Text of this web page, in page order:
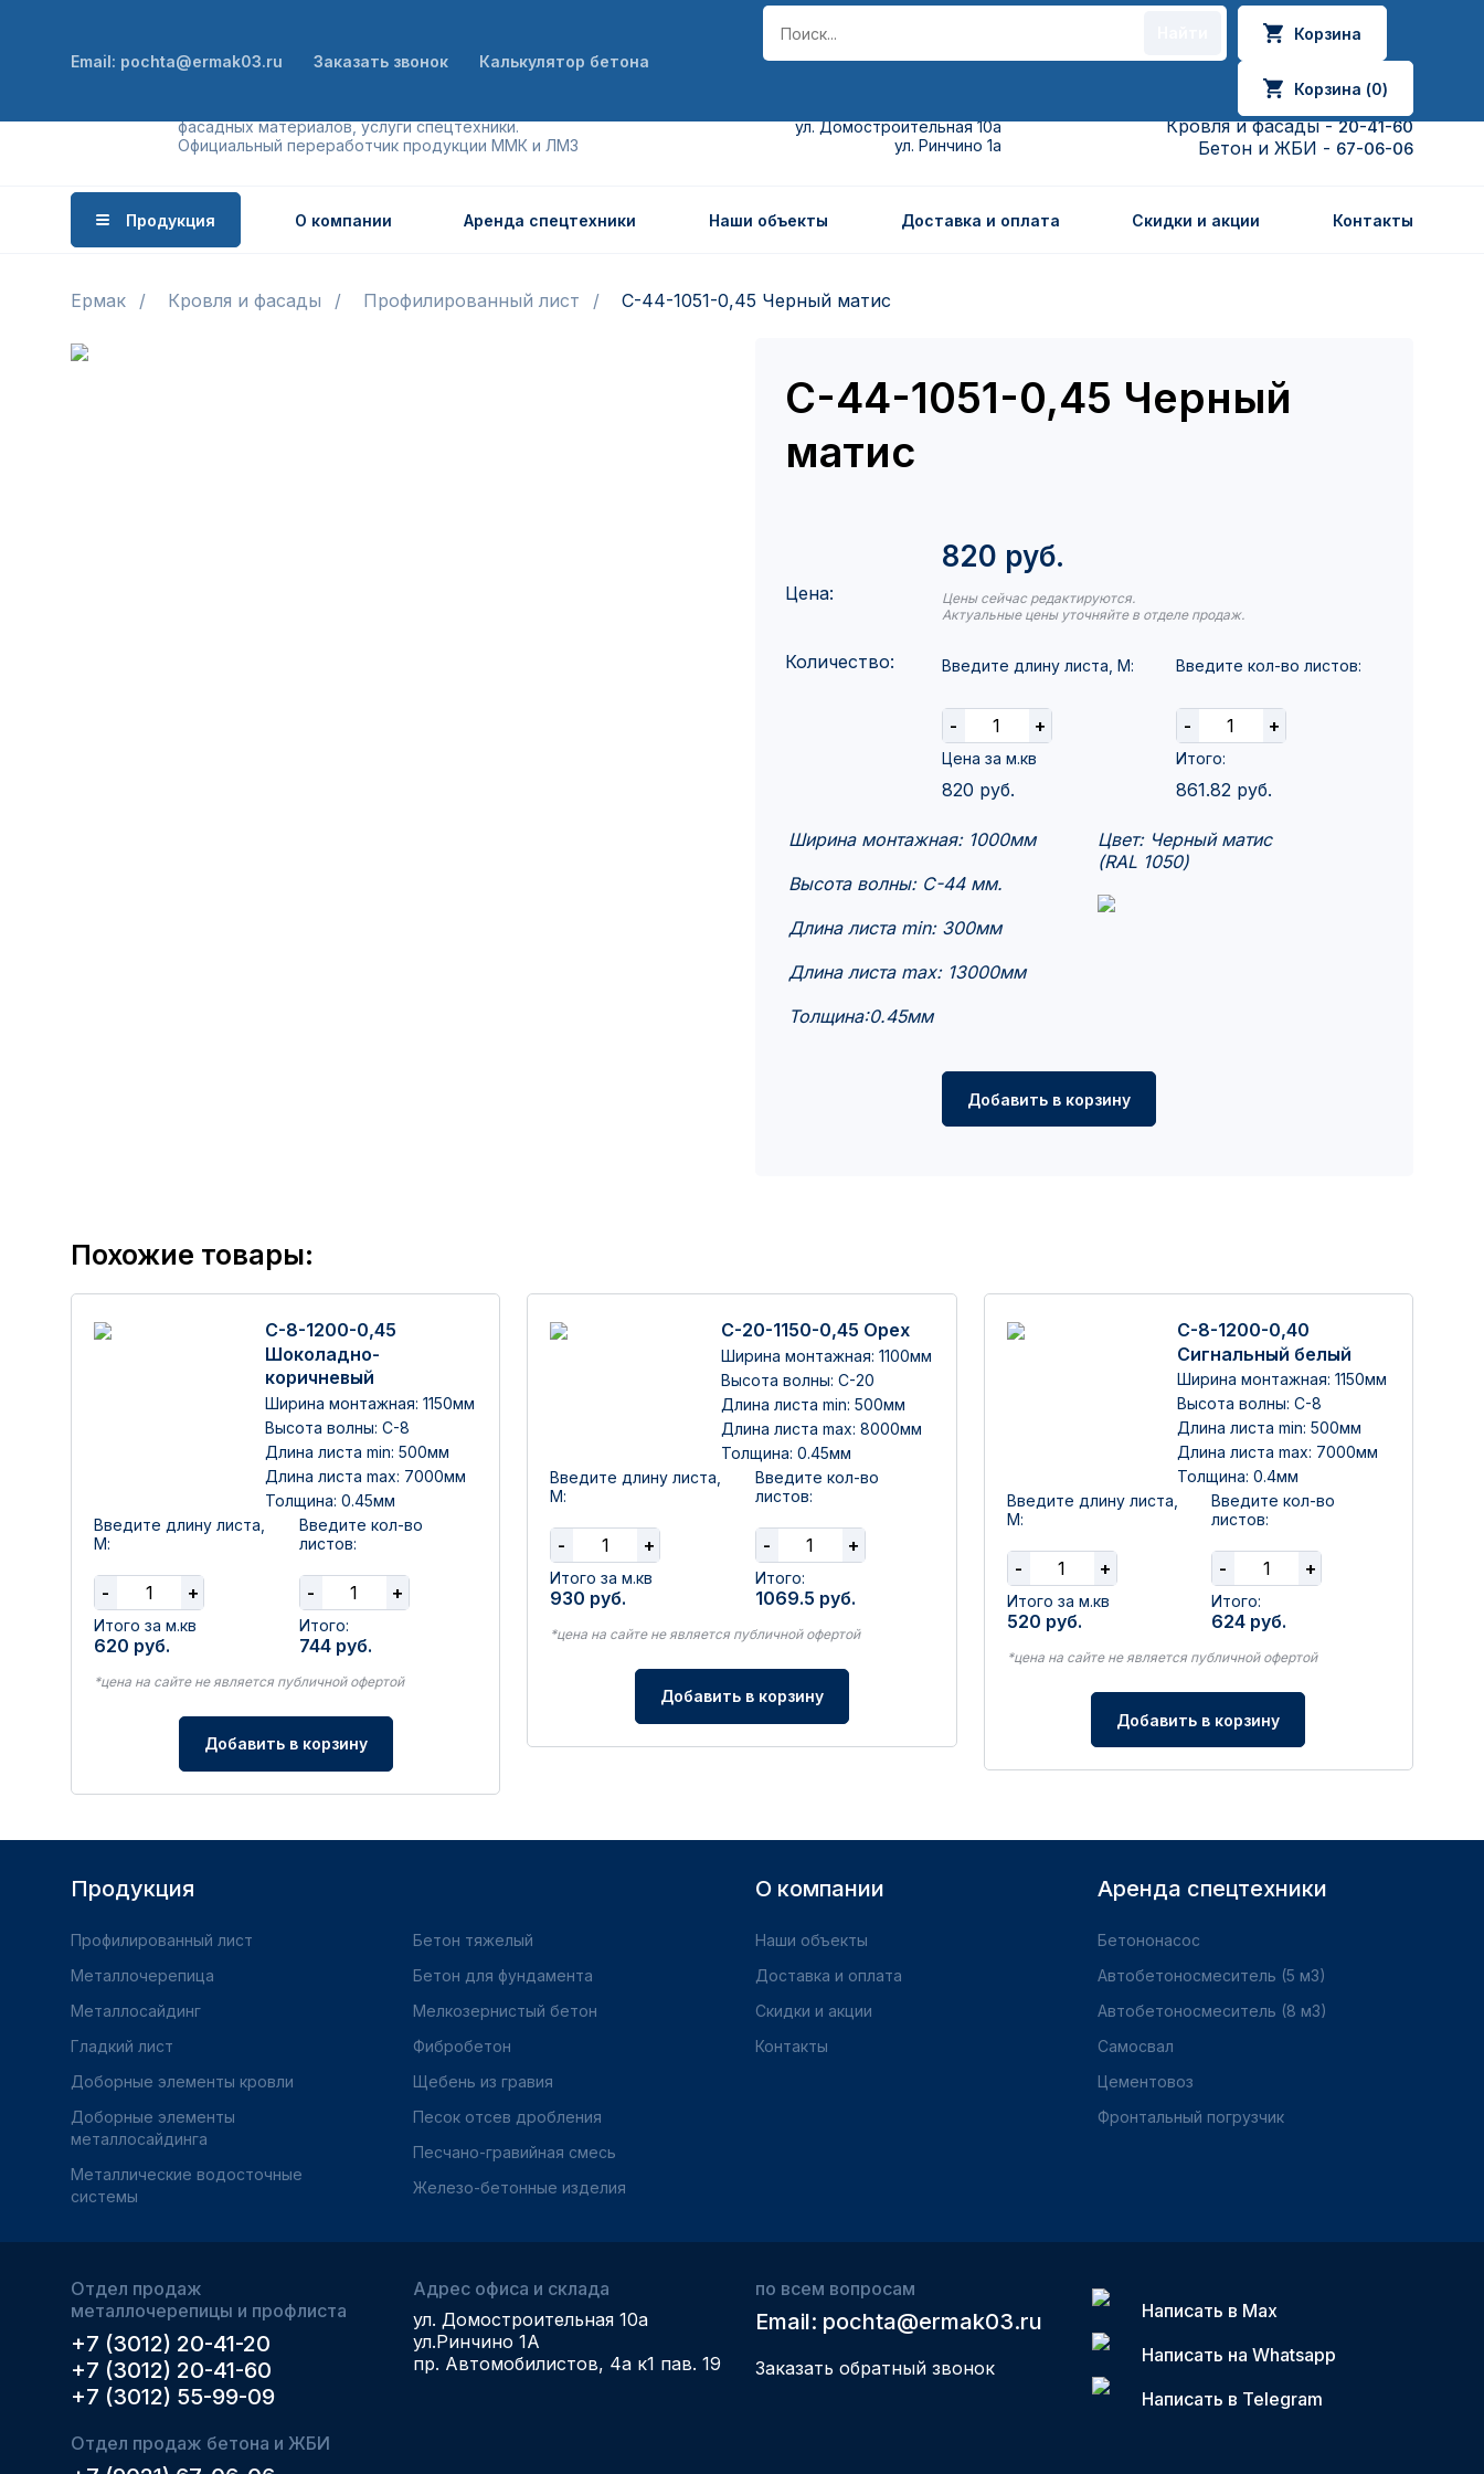
Email: pochta@ermak03.ru Заказать звонок Калькулятор бетона
Корзина
Корзина (0)
фасадных материалов, услуги спецтехники.
Официальный переработчик продукции ММК и ЛМЗ
ул. Домостроительная 10а
ул. Ринчино 1а
Кровля и фасады - 20-41-20
Кровля и фасады -20-41-60
Бетон и ЖБИ - 67-06-06
Продукция О компании Аренда спецтехники Наши объекты Доставка и оплата Скидки и акции Контакты
Ермак Кровля и фасады Профилированный лист С-44-1051-0,45 Черный матис
С-44-1051-0,45 Черный
матис
Цена:
820 руб.
Цены сейчас редактируются.
Актуальные цены уточняйте в отделе продаж.
Количество: Введите длину листа, М:
- +
Цена за м.кв
820 руб.
Введите кол-во листов:
- +
Итого:
861.82руб.
Ширина монтажная: 1000мм
Высота волны: C-44 мм.
Длина листа min: 300мм
Длина листа max: 13000мм
Толщина:0.45мм
Цвет: Черный матис
(RAL 1050)
Добавить в корзину
Похожие товары:
С-8-1200-0,45
Шоколадно-
коричневый
Ширина монтажная: 1150мм
Высота волны: C-8
Длина листа min: 500мм
Длина листа max: 7000мм
Толщина: 0.45мм
Введите длину листа,
М:
- +
Итого за м.кв
620 руб.
Введите кол-во
листов:
- +
Итого:
744руб.
*цена на сайте не является публичной офертой
Добавить в корзину
С-20-1150-0,45 Орех
Ширина монтажная: 1100мм
Высота волны: С-20
Длина листа min: 500мм
Длина листа max: 8000мм
Толщина: 0.45мм
Введите длину листа,
М:
- +
Итого за м.кв
930 руб.
Введите кол-во
листов:
- +
Итого:
1069.5 руб.
*цена на сайте не является публичной офертой
Добавить в корзину
С-8-1200-0,40
Сигнальный белый
Ширина монтажная: 1150мм
Высота волны: C-8
Длина листа min: 500мм
Длина листа max: 7000мм
Толщина: 0.4мм
Введите длину листа,
М:
- +
Итого за м.кв
520 руб.
Введите кол-во
листов:
- +
Итого:
624 руб.
*цена на сайте не является публичной офертой
Добавить в корзину
Продукция
Профилированный лист
Металлочерепица
Металлосайдинг
Гладкий лист
Доборные элементы кровли
Доборные элементы
металлосайдинга
Металлические водосточные
системы
Бетон тяжелый
Бетон для фундамента
Мелкозернистый бетон
Фибробетон
Щебень из гравия
Песок отсев дробления
Песчано-гравийная смесь
Железо-бетонные изделия
О компании
Наши объекты
Доставка и оплата
Скидки и акции
Контакты
Аренда спецтехники
Бетононасос
Автобетоносмеситель (5 м3)
Автобетоносмеситель (8 м3)
Самосвал
Цементовоз
Фронтальный погрузчик
Отдел продаж
металлочерепицы и профлиста
+7 (3012) 20-41-20
+7 (3012) 20-41-60
+7 (3012) 55-99-09
Отдел продаж бетона и ЖБИ
Адрес офиса и склада
ул. Домостроительная 10а
ул.Ринчино 1А
пр. Автомобилистов, 4а к1 пав. 19
по всем вопросам
Email: pochta@ermak03.ru
Заказать обратный звонок
Написать в Max
Написать на Whatsapp
Написать в Telegram